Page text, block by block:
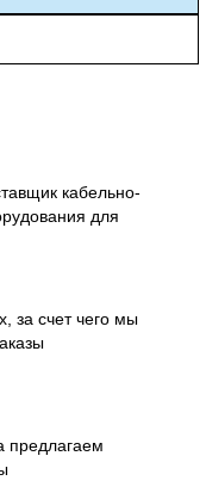
кабельно-
для
за счет чего мы
предлагаем